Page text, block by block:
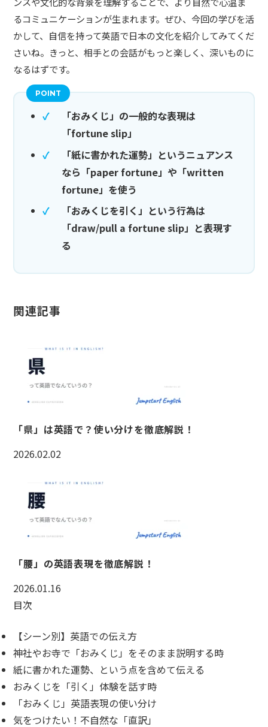
るコミュニケーションが生まれます。ぜひ、今回の学びを活
かして、自信を持って英語で日本の文化を紹介してみてくだ
さいね。きっと、相手との会話がもっと楽しく、深いものに
なるはずです。
「おみくじ」の一般的な表現は
「fortune slip」
「紙に書かれた運勢」というニュアンス
なら「paper fortune」や「written
fortune」を使う
「おみくじを引く」という行為は
「draw/pull a fortune slip」と表現す
る
関連記事
「県」は英語で？使い分けを徹底解説！
2026.02.02
「腰」の英語表現を徹底解説！
2026.01.16
目次
【シーン別】英語での伝え方
神社やお寺で「おみくじ」をそのまま説明する時
紙に書かれた運勢、という点を含めて伝える
おみくじを「引く」体験を話す時
「おみくじ」英語表現の使い分け
気をつけたい！不自然な「直訳」